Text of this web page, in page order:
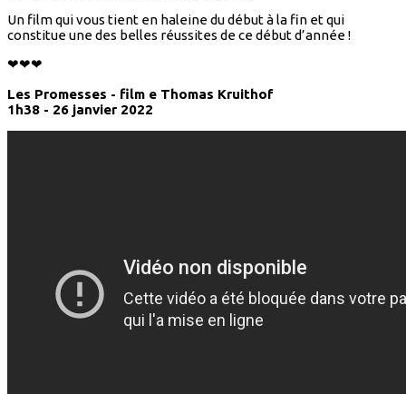
Un film qui vous tient en haleine du début à la fin et qui
constitue une des belles réussites de ce début d’année !
❤❤❤
Les Promesses - film e Thomas Kruithof
1h38 - 26 janvier 2022